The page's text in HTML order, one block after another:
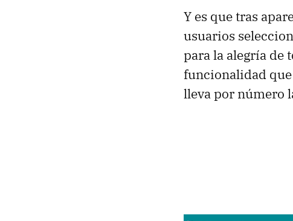
Y es que tras
usuarios
para la alegría de
funcionalidad
lleva por número